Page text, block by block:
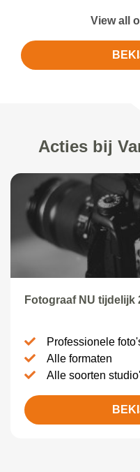
View all
Acties bij
Fotograaf NU tijdelijk
Professionele
Alle formaten
Alle soorten